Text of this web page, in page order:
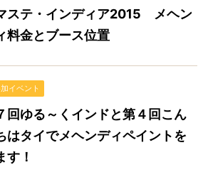
ステ・インディア2015 メヘン
料金とブース位置
イベント
回ゆる～くインドと第４回こん
はタイでメヘンディペイントを
す！